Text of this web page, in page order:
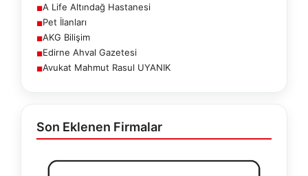
■A Life Altındağ Hastanesi
■Pet İlanları
■AKG Bilişim
■Edirne Ahval Gazetesi
■Avukat Mahmut Rasul UYANIK
Son Eklenen Firmalar